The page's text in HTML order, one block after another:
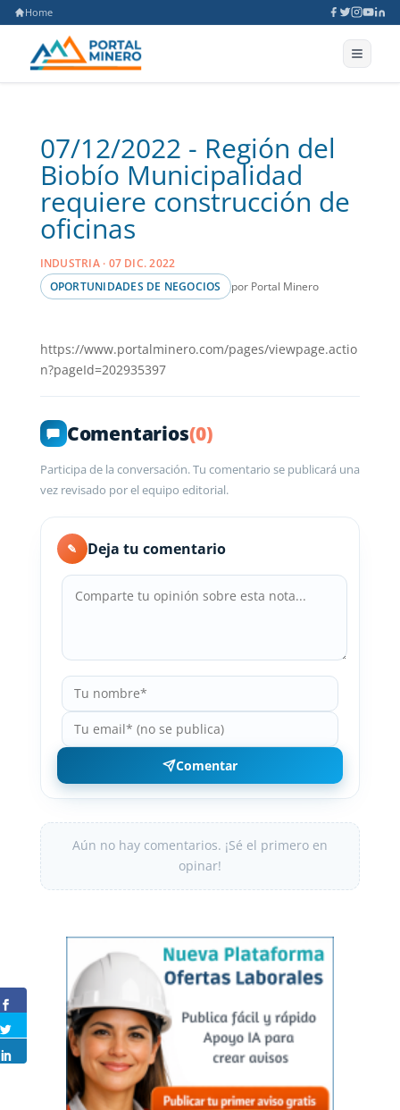
Home
07/12/2022 - Región del
Biobío Municipalidad
requiere construcción de
oficinas
INDUSTRIA · 07 DIC. 2022
OPORTUNIDADES DE NEGOCIOS
por Portal Minero
https://www.portalminero.com/pages/viewpage.actio
n?pageId=202935397
Comentarios(0)
Participa de la conversación. Tu comentario se publicará una
vez revisado por el equipo editorial.
✎ Deja tu comentario
Comentar
Aún no hay comentarios. ¡Sé el primero en
opinar!